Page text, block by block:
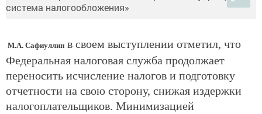
М.А. Сафиуллин в своем выступлении отметил, что
Федеральная налоговая служба продолжает
переносить исчисление налогов и подготовку
отчетности на свою сторону, снижая издержки
налогоплательщиков. Минимизацией